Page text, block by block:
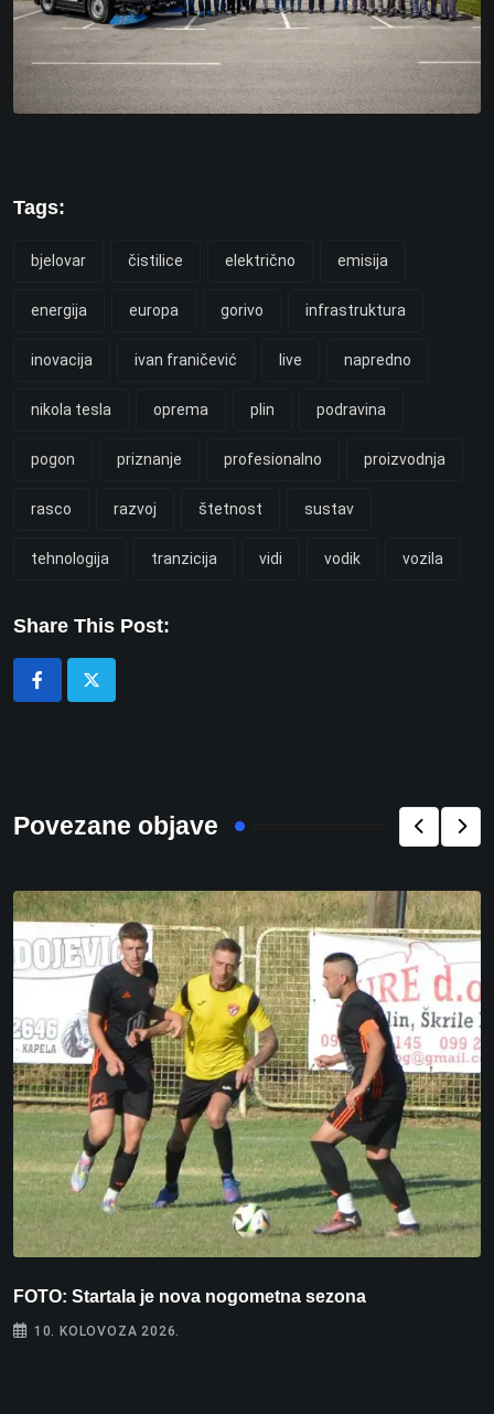
Tags:
bjelovar čistilice električno emisija
energija europa gorivo infrastruktura
inovacija ivan franičević live napredno
nikola tesla oprema plin podravina
pogon priznanje profesionalno proizvodnja
rasco razvoj štetnost sustav
tehnologija tranzicija vidi vodik vozila
Share This Post:
Povezane objave
FOTO: Startala je nova nogometna sezona
10. KOLOVOZA 2026.